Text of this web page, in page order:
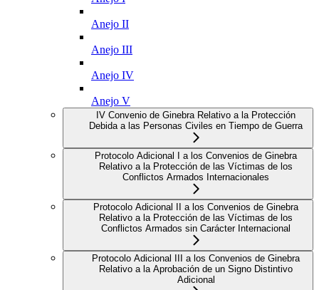
Anejo II
Anejo III
Anejo IV
Anejo V
IV Convenio de Ginebra Relativo a la Protección
Debida a las Personas Civiles en Tiempo de Guerra
Protocolo Adicional I a los Convenios de Ginebra
Relativo a la Protección de las Víctimas de los
Conflictos Armados Internacionales
Protocolo Adicional II a los Convenios de Ginebra
Relativo a la Protección de las Víctimas de los
Conflictos Armados sin Carácter Internacional
Protocolo Adicional III a los Convenios de Ginebra
Relativo a la Aprobación de un Signo Distintivo
Adicional